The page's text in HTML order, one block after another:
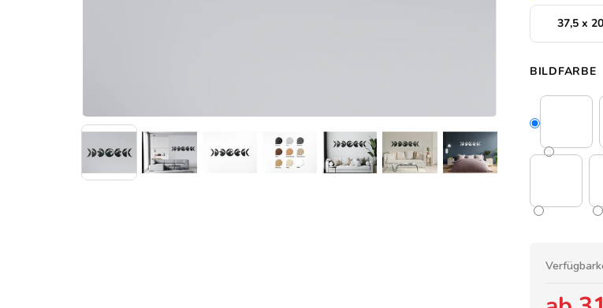
37,5 x
BILDFARBE